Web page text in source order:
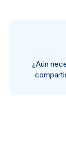
¿Aún